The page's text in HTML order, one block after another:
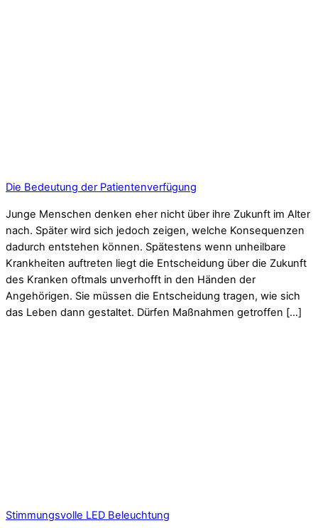
Die Bedeutung der Patientenverfügung
Junge Menschen denken eher nicht über ihre Zukunft im Alter
nach. Später wird sich jedoch zeigen, welche Konsequenzen
dadurch entstehen können. Spätestens wenn unheilbare
Krankheiten auftreten liegt die Entscheidung über die Zukunft
des Kranken oftmals unverhofft in den Händen der
Angehörigen. Sie müssen die Entscheidung tragen, wie sich
das Leben dann gestaltet. Dürfen Maßnahmen getroffen […]
Stimmungsvolle LED Beleuchtung